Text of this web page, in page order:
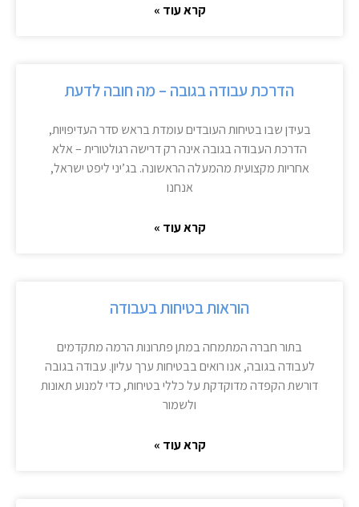
קרא עוד »
הדרכת עבודה בגובה – מה חובה לדעת
בעידן שבו בטיחות העובדים עומדת בראש סדר העדיפויות,
הדרכת העבודה בגובה אינה רק דרישה רגולטורית – אלא
אחריות מקצועית מהמעלה הראשונה. בג’יני ליפט ישראל,
אנחנו
קרא עוד »
הוראות בטיחות בעבודה
בתור חברה המתמחה במתן פתרונות הרמה מתקדמים
לעבודה בגובה, אנו רואים בבטיחות ערך עליון. עבודה בגובה
דורשת הקפדה מדוקדקת על כללי בטיחות, כדי למנוע תאונות
ולשמור
קרא עוד »